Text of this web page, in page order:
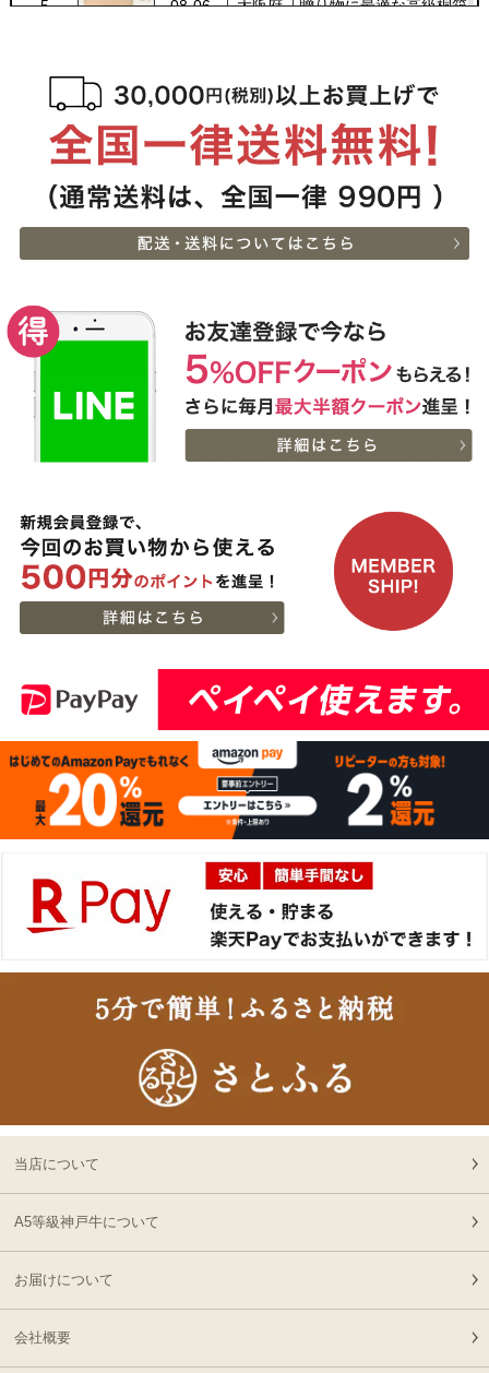
5
08-06
大阪府 贈り物に最適な高級桐箱
08-06
13:18:00
大阪府
円 赤身セット すきやき
アム霜降りもも）450g
2026-
08-06
13:18:00
大阪府
出産内祝に命名札 大
切なお名前のお披露目に
（商品と一緒にご購入下
2026-
08-06
12:40:00
神奈川
県
神戸牛カタログギフト
８千円
9
11:40:00
肉懐石「極」◆焼肉
2026-
08-06
06:55:00
兵庫県
神戸牛カタログギフト
１万５千円
11
08-06
北海道
[お徳用]A5等級 神戸牛
12
08-05
東京都
A5等級 神戸牛 もも ブロ
ック 500g
2026-
08-05
21:19:00
大阪府
神戸牛目録 選べるセッ
ト ８千円
14
2026-
08-05
21:10:00
愛知県
[ギフト] A5等級神戸牛
プレミアム霜降りロース
すきやき 200g~1kg
15
2026-
08-05
19:09:00
長野県
神戸牛カタログギフト
16:59:00
肉懐石「彩」◆焼肉
17
15:10:00
神奈川
県
［家庭用］A5等級神戸牛
ハンバーグステーキ
2026-
08-05
14:50:00
福岡県
肉懐石「彩」◆焼肉
2026-
08-05
14:50:00
福岡県
神戸牛食べ比べセット 焼
肉懐石「彩」◆焼肉
2026-
[家庭用] A5等級神戸牛
21
10:39:00
22
08-05
北海道
当店について
A5等級神戸牛について
お届けについて
会社概要